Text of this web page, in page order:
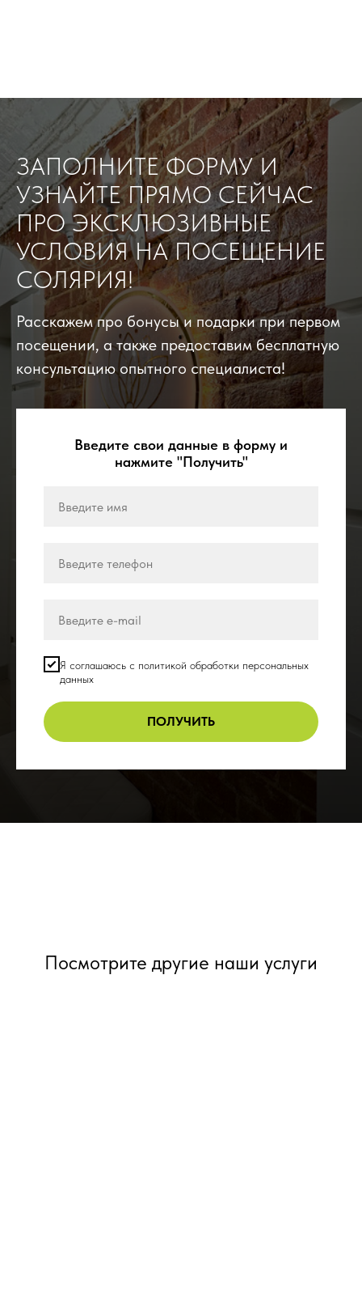
ЗАПОЛНИТЕ ФОРМУ И
УЗНАЙТЕ ПРЯМО СЕЙЧАС
ПРО ЭКСКЛЮЗИВНЫЕ
УСЛОВИЯ НА ПОСЕЩЕНИЕ
СОЛЯРИЯ!
Расскажем про бонусы и подарки при первом
посещении, а также предоставим бесплатную
консультацию опытного специалиста!
Введите свои данные в форму и
нажмите "Получить"
Я соглашаюсь с политикой обработки персональных
данных
ПОЛУЧИТЬ
Посмотрите другие наши услуги